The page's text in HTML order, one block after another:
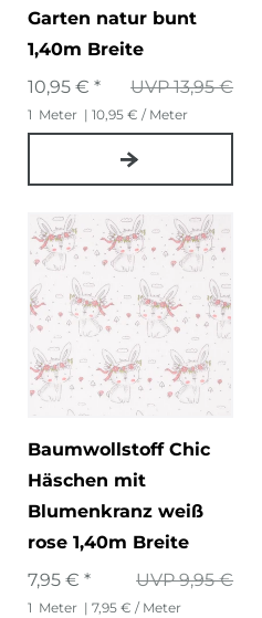
Garten natur bunt
1,40m Breite
UVP 13,95 €
10,95 € *
1 Meter | 10,95 € / Meter
Baumwollstoff Chic
Häschen mit
Blumenkranz weiß
rose 1,40m Breite
UVP 9,95 €
7,95 € *
1 Meter | 7,95 € / Meter